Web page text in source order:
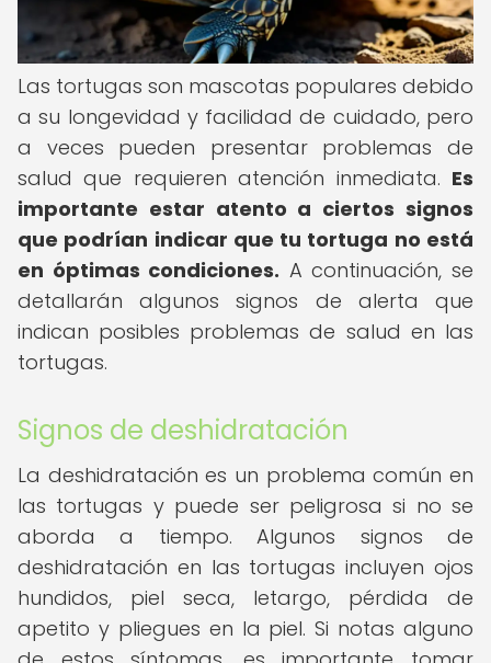
Las tortugas son mascotas populares debido
a su longevidad y facilidad de cuidado, pero
a veces pueden presentar problemas de
salud que requieren atención inmediata. Es
importante estar atento a ciertos signos
que podrían indicar que tu tortuga no está
en óptimas condiciones. A continuación, se
detallarán algunos signos de alerta que
indican posibles problemas de salud en las
tortugas.
Signos de deshidratación
La deshidratación es un problema común en
las tortugas y puede ser peligrosa si no se
aborda a tiempo. Algunos signos de
deshidratación en las tortugas incluyen ojos
hundidos, piel seca, letargo, pérdida de
apetito y pliegues en la piel. Si notas alguno